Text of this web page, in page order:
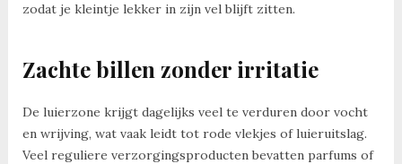
zodat je kleintje lekker in zijn vel blijft zitten.
Zachte billen zonder irritatie
De luierzone krijgt dagelijks veel te verduren door vocht
en wrijving, wat vaak leidt tot rode vlekjes of luieruitslag.
Veel reguliere verzorgingsproducten bevatten parfums of